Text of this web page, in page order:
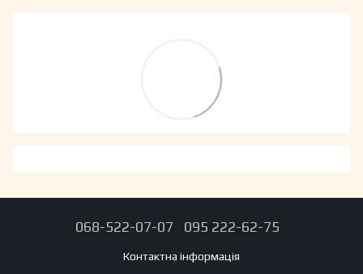
068-522-07-07 095 222-62-75
Контактна інформація